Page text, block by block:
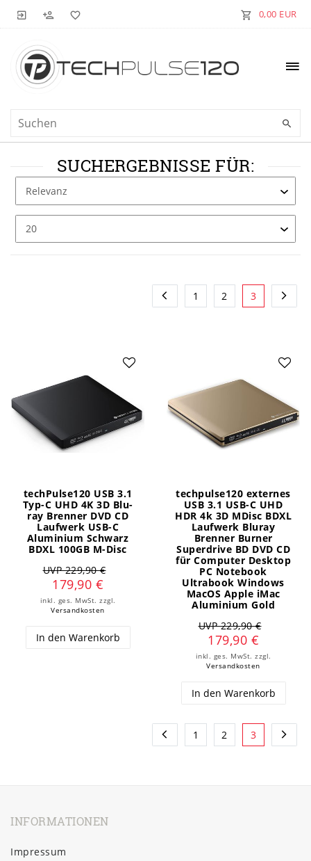
0,00 EUR
SUCHERGEBNISSE FÜR:
1 2 3
techPulse120 USB 3.1
Typ-C UHD 4K 3D Blu-
ray Brenner DVD CD
Laufwerk USB-C
Aluminium Schwarz
BDXL 100GB M-Disc
UVP 229,90 €
179,90 €
inkl. ges. MwSt. zzgl.
Versandkosten
In den Warenkorb
techpulse120 externes
USB 3.1 USB-C UHD
HDR 4k 3D MDisc BDXL
Laufwerk Bluray
Brenner Burner
Superdrive BD DVD CD
für Computer Desktop
PC Notebook
Ultrabook Windows
MacOS Apple iMac
Aluminium Gold
UVP 229,90 €
179,90 €
inkl. ges. MwSt. zzgl.
Versandkosten
In den Warenkorb
1 2 3
INFORMATIONEN
Impressum